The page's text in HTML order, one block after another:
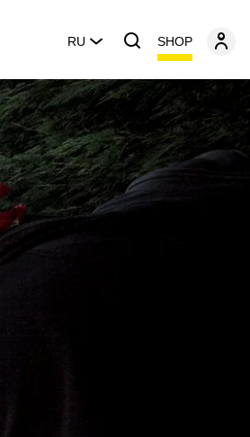
RU SHOP